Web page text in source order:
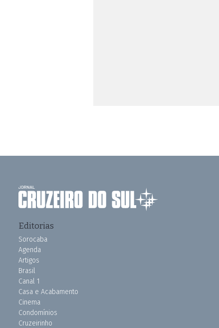
Editorias
Sorocaba
Agenda
Artigos
Brasil
Canal 1
Casa e Acabamento
Cinema
Condomínios
Cruzeirinho